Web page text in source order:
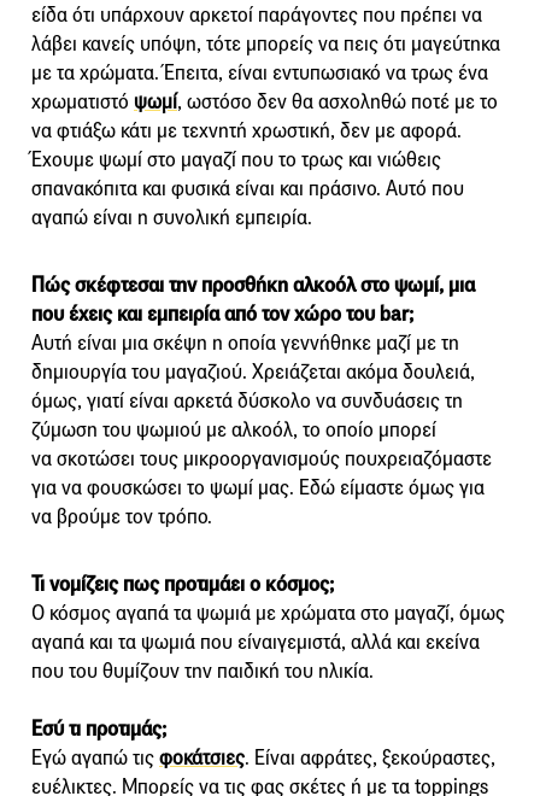
είδα ότι υπάρχουν αρκετοί παράγοντες που πρέπει να
λάβει κανείς υπόψη, τότε μπορείς να πεις ότι μαγεύτηκα
με τα χρώματα. Έπειτα, είναι εντυπωσιακό να τρως ένα
χρωματιστό ψωμί, ωστόσο δεν θα ασχοληθώ ποτέ με το
να φτιάξω κάτι με τεχνητή χρωστική, δεν με αφορά.
Έχουμε ψωμί στο μαγαζί που το τρως και νιώθεις
σπανακόπιτα και φυσικά είναι και πράσινο. Αυτό που
αγαπώ είναι η συνολική εμπειρία.
Πώς σκέφτεσαι την προσθήκη αλκοόλστο ψωμί, μια
που έχεις και εμπειρίααπό τον χώρο του bar;
Αυτή είναι μια σκέψη η οποία γεννήθηκε μαζί με τη
δημιουργία του μαγαζιού. Χρειάζεται ακόμα δουλειά,
όμως, γιατί είναι αρκετά δύσκολο να συνδυάσεις τη
ζύμωση του ψωμιού με αλκοόλ, το οποίο μπορεί
να σκοτώσει τους μικροοργανισμούς πουχρειαζόμαστε
για να φουσκώσει το ψωμί μας. Εδώ είμαστε όμως για
να βρούμε τον τρόπο.
Τι νομίζεις πως προτιμάει ο κόσμος;
Ο κόσμος αγαπά τα ψωμιά με χρώματα στο μαγαζί, όμως
αγαπά και τα ψωμιά που είναιγεμιστά, αλλά και εκείνα
που του θυμίζουν την παιδική του ηλικία.
Εσύ τι προτιμάς;
Εγώ αγαπώ τιςφοκάτσιες. Είναι αφράτες, ξεκούραστες,
ευέλικτες. Μπορείς να τις φας σκέτες ή με τα toppings